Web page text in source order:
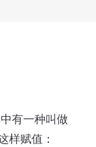
有一种叫做
样赋值：